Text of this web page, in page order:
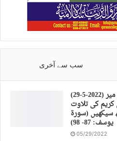
سب سے آخری
(29-5-2022) آئیے ! روزانہ قاری صہیب احمد میر
کی تلاوت
سیکھیں (سورة
يوسف: 87- 98)
05/29/2022